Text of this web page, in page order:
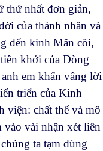
thứ nhất đơn giản,
của thánh nhân và
đến kinh Mân côi,
khởi của Dòng
em khấn vâng lời
triển của Kinh
viện: chất thể và mô
vài nhận xét liên
ta tạm dùng